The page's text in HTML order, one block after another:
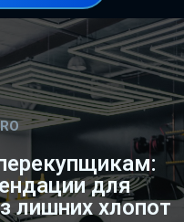
для
лишних хлопот